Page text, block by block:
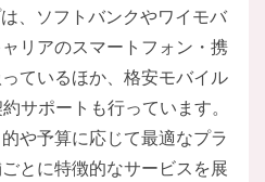
、ソフトバンクやワイモバ
リアのスマートフォン・携
ているほか、格安モバイル
サポートも行っています。
や予算に応じて最適なプラ
とに特徴的なサービスを展